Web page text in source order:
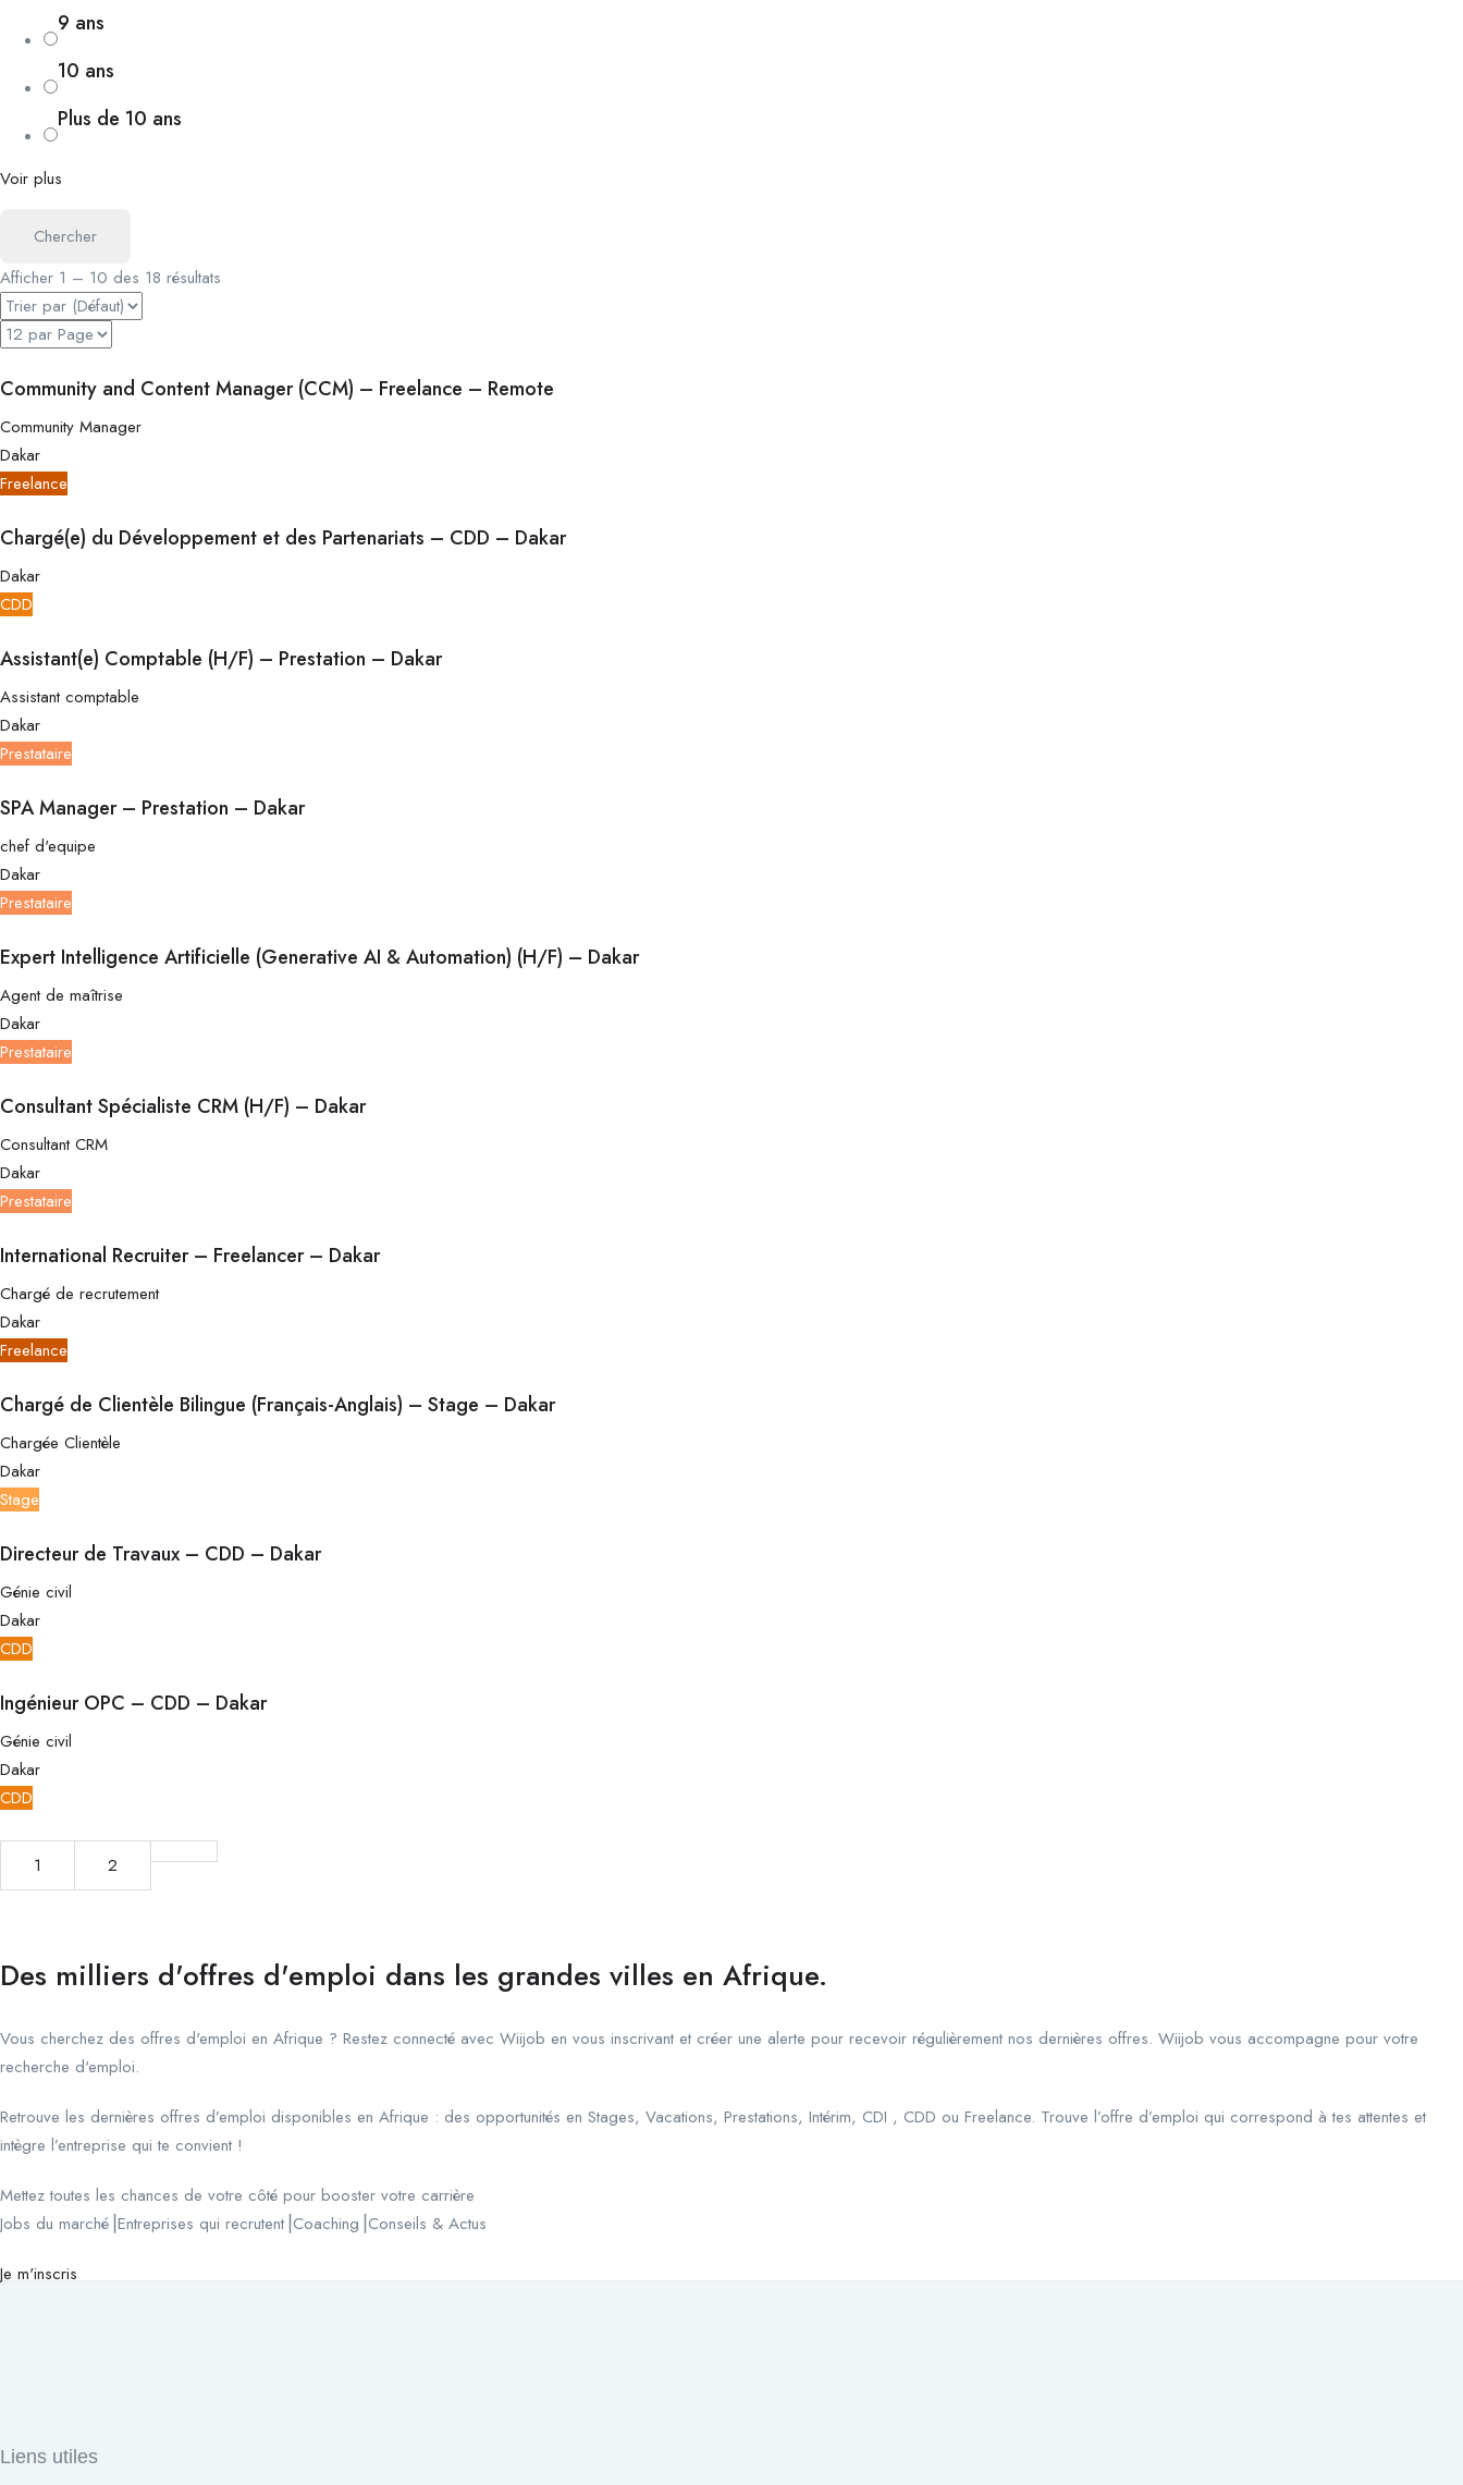
9 ans
10 ans
Plus de 10 ans
Voir plus
Chercher
Afficher 1 – 10 des 18 résultats
Community and Content Manager (CCM) – Freelance – Remote
Community Manager
Dakar
Freelance
Chargé(e) du Développement et des Partenariats – CDD – Dakar
Dakar
CDD
Assistant(e) Comptable (H/F) – Prestation – Dakar
Assistant comptable
Dakar
Prestataire
SPA Manager – Prestation – Dakar
chef d'equipe
Dakar
Prestataire
Expert Intelligence Artificielle (Generative AI & Automation) (H/F) – Dakar
Agent de maîtrise
Dakar
Prestataire
Consultant Spécialiste CRM (H/F) – Dakar
Consultant CRM
Dakar
Prestataire
International Recruiter – Freelancer – Dakar
Chargé de recrutement
Dakar
Freelance
Chargé de Clientèle Bilingue (Français-Anglais) – Stage – Dakar
Chargée Clientèle
Dakar
Stage
Directeur de Travaux – CDD – Dakar
Génie civil
Dakar
CDD
Ingénieur OPC – CDD – Dakar
Génie civil
Dakar
CDD
1 2
Des milliers d'offres d'emploi dans les grandes villes en Afrique.
Vous cherchez des offres d'emploi en Afrique ? Restez connecté avec Wiijob en vous inscrivant et créer une alerte pour recevoir régulièrement nos dernières offres. Wiijob vous accompagne pour votre
recherche d'emploi.
Retrouve les dernières offres d’emploi disponibles en Afrique : des opportunités en Stages, Vacations, Prestations, Intérim, CDI , CDD ou Freelance. Trouve l’offre d’emploi qui correspond à tes attentes et
intègre l’entreprise qui te convient !
Mettez toutes les chances de votre côté pour booster votre carrière
Jobs du marché⎟Entreprises qui recrutent⎟Coaching⎟Conseils & Actus
Je m'inscris
Liens utiles